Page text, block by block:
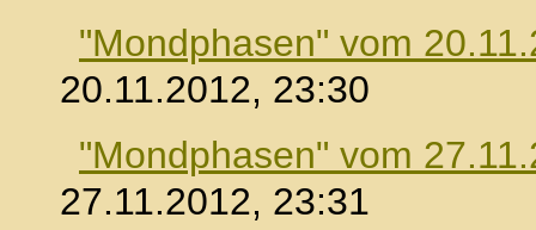
"Mondphasen" vom
20.11.2012, 23:30
"Mondphasen" vom
27.11.2012, 23:31